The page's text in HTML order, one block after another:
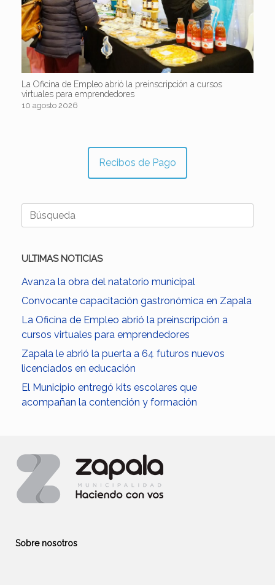
La Oficina de Empleo abrió la preinscripción a cursos
virtuales para emprendedores
10 agosto 2026
Recibos de Pago
Buscar:
ULTIMAS NOTICIAS
Avanza la obra del natatorio municipal
Convocante capacitación gastronómica en Zapala
La Oficina de Empleo abrió la preinscripción a
cursos virtuales para emprendedores
Zapala le abrió la puerta a 64 futuros nuevos
licenciados en educación
El Municipio entregó kits escolares que
acompañan la contención y formación
Sobre nosotros